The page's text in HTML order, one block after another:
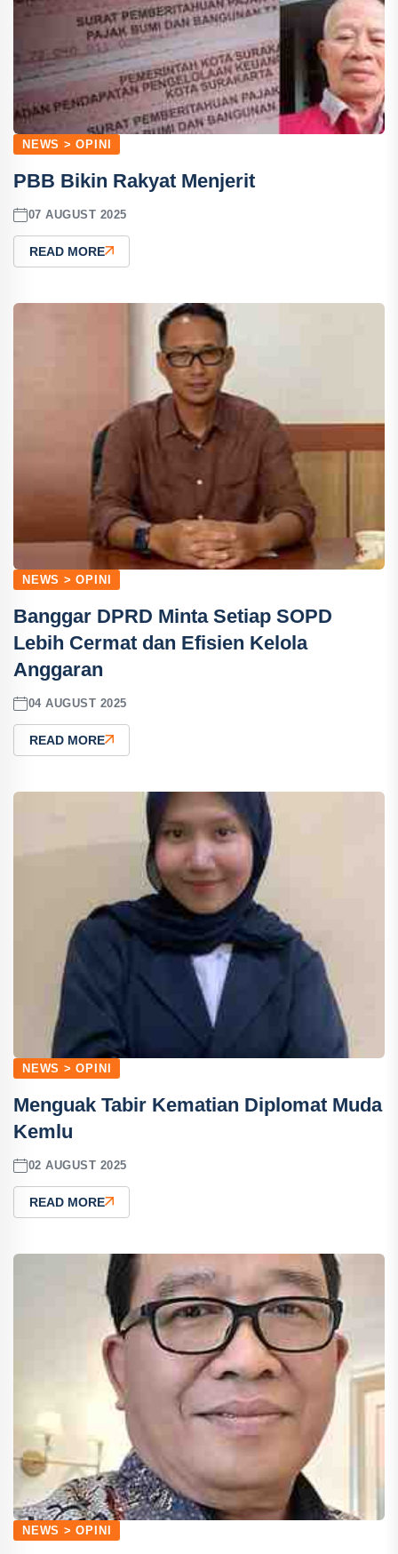
NEWS > OPINI
PBB Bikin Rakyat Menjerit
07 AUGUST 2025
READ MORE
NEWS > OPINI
Banggar DPRD Minta Setiap SOPD
Lebih Cermat dan Efisien Kelola
Anggaran
04 AUGUST 2025
READ MORE
NEWS > OPINI
Menguak Tabir Kematian Diplomat Muda
Kemlu
02 AUGUST 2025
READ MORE
NEWS > OPINI